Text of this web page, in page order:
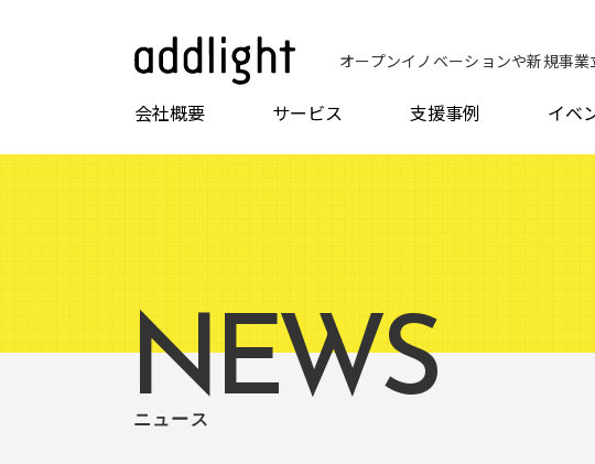
オープンイノベーションや新規事
会社概要 サービス 支援事例 イベ
NEWS
ニュース